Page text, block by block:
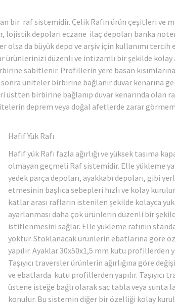
bir raf sistemidir. Çelik Rafın ürün çeşitleri ve
lojistik depoları eczane ilaç depoları banka
da büyük depo ve arşiv için kullanımı tercih
düzenli ve intizamlı bir şekilde kolay
sabitlenir. Profillerin yere basan
üniteler birbirine bağlanır duvar kenarına
birbirine bağlanıp duvar kenarında olan
deprem veya doğal afetlerde zarar
Hafif Yük Rafı
Hafif yük Rafı fazla ağırlığı ve yüksek tasıma
olmayan geçmeli Raf sistemidir. Elle yükleme
yedek parça depoları, ayakkabı depoları, gibi
etmesinin başlıca sebepleri hızlı ve kolay
katlar arası rafların istenilen şekilde kolayca
ayarlanması daha çok ürünlerin düzenli bir
istiflenmesini sağlar. Elle yükleme rafının
yoktur. Stoklanacak ürünlerin ebatlarına göre
yapılır. Ayaklar 30x50x1,5 mm kutu profillerden
Taşıyıcı traversler ürünlerin ağırlığına göre
ve ebatlarda kutu profillerden yapılır. Taşıyıcı
üstene isteğe bağlı olarak sac tabla veya sunta
konulur. Bu sistemin diğer bir özelliği kolay